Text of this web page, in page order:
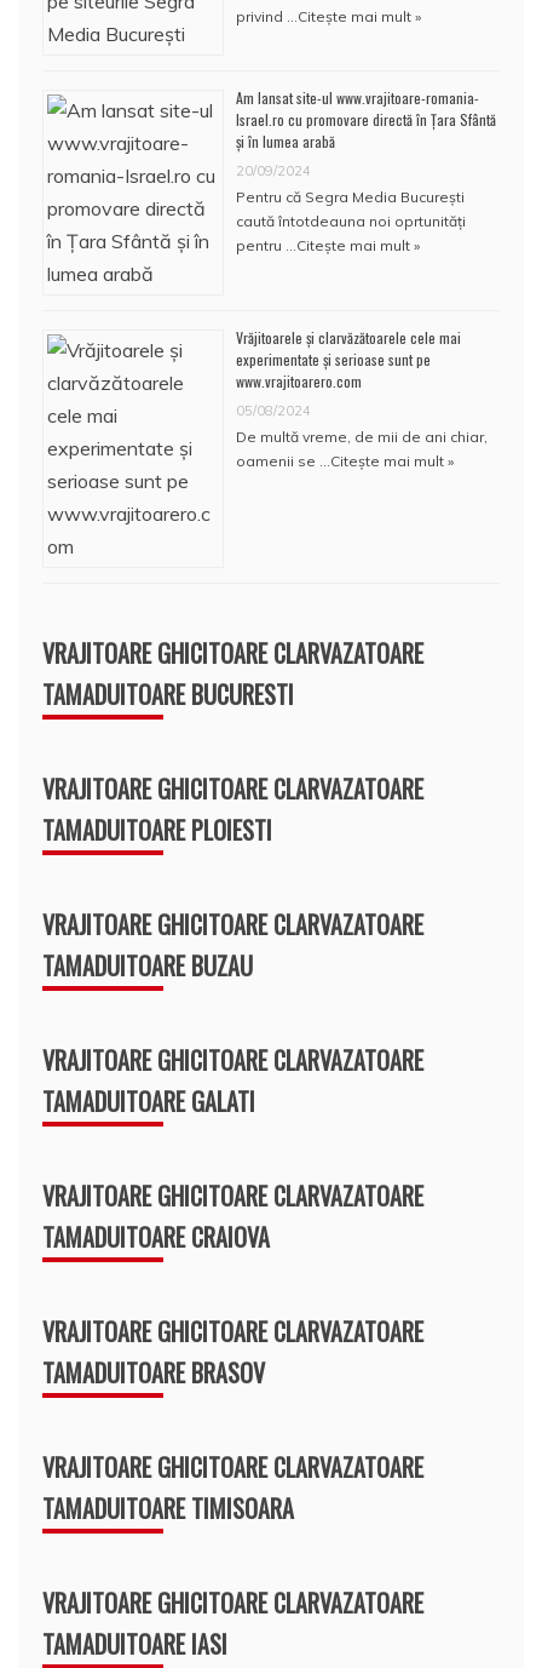
privind …Citește mai mult »
Am lansat site-ul www.vrajitoare-romania-
Israel.ro cu promovare directă în Țara Sfântă
și în lumea arabă
20/09/2024
Pentru că Segra Media București
caută întotdeauna noi oprtunități
pentru …Citește mai mult »
Vrăjitoarele și clarvăzătoarele cele mai
experimentate și serioase sunt pe
www.vrajitoarero.com
05/08/2024
De multă vreme, de mii de ani chiar,
oamenii se …Citește mai mult »
VRAJITOARE GHICITOARE CLARVAZATOARE
TAMADUITOARE BUCURESTI
VRAJITOARE GHICITOARE CLARVAZATOARE
TAMADUITOARE PLOIESTI
VRAJITOARE GHICITOARE CLARVAZATOARE
TAMADUITOARE BUZAU
VRAJITOARE GHICITOARE CLARVAZATOARE
TAMADUITOARE GALATI
VRAJITOARE GHICITOARE CLARVAZATOARE
TAMADUITOARE CRAIOVA
VRAJITOARE GHICITOARE CLARVAZATOARE
TAMADUITOARE BRASOV
VRAJITOARE GHICITOARE CLARVAZATOARE
TAMADUITOARE TIMISOARA
VRAJITOARE GHICITOARE CLARVAZATOARE
TAMADUITOARE IASI